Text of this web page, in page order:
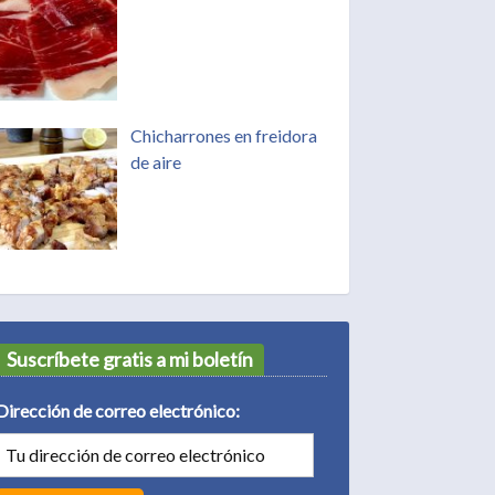
Chicharrones en freidora
de aire
Suscríbete gratis a mi boletín
de correo electrónico: